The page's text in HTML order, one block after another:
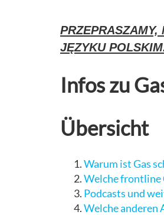
PRZEPRASZAMY,
JĘZYKU
Infos zu
Übersicht
Warum ist Gas
Welche frontline
Podcasts und
Welche anderen